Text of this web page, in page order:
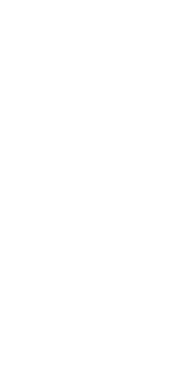
man kan nyde roen i de naturskønne
idyl med naturen lige uden for døren og